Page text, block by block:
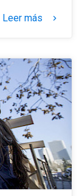
Leer más keyboard_arrow_right